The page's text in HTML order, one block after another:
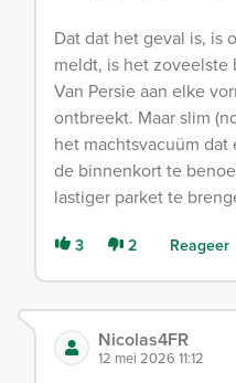
Dat dat het geval is, is
meldt, is het
Van Persie aan elke
ontbreekt. Maar slim
het machtsvacuüm
de binnenkort te
lastiger parket te
3 2 Reageer
Nicolas4FR
12 mei 2026 11:12